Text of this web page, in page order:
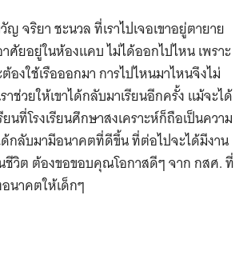
จริยา ชะนวล ที่เราไปเจอเขาอยู่ตายาย
ยอยู่ในห้องแคบ ไม่ได้ออกไปไหน เพราะ
องใช้เรือออกมา​ การไปไหนมาไหนจึงไม่
ช่วยให้เขาได้กลับมาเรียนอีกครั้ง แม้จะได้
นที่โรงเรียนศึกษาสงเคราะห์ก็ถือเป็นความ
ด้กลับมามีอนาคตที่ดีขึ้น ที่ต่อไปจะได้มีงาน
ชีวิต ต้องขอขอบคุณโอกาสดีๆ จาก กสศ. ​ที่
นาคตให้เด็กๆ